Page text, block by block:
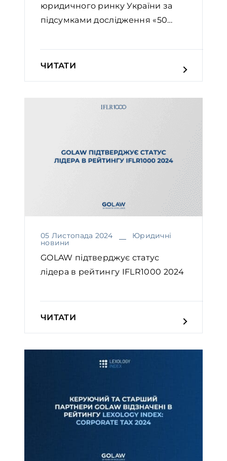
юридичного ринку України за
підсумками дослідження «50
ЧИТАТИ
05 Листопада 2024 Юридичні
новини
GOLAW підтверджує статус
лідера в рейтингу IFLR1000 2024￼
ЧИТАТИ